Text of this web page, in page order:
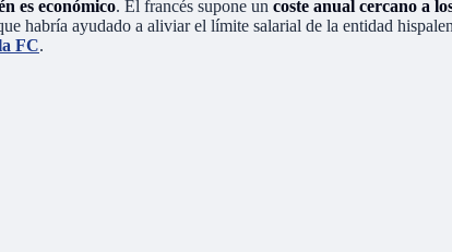
es económico. El francés supone un coste anual cercano a
habría ayudado a aliviar el límite salarial de la entidad
FC.